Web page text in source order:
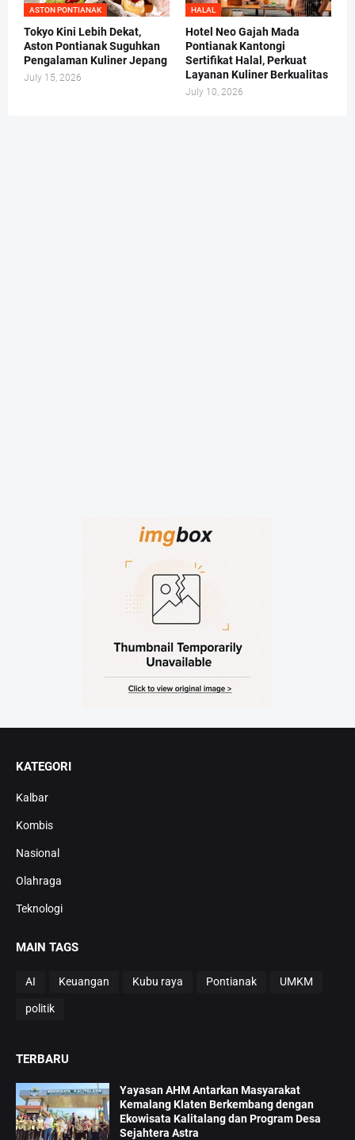
ASTON PONTIANAK
Tokyo Kini Lebih Dekat,
Aston Pontianak Suguhkan
Pengalaman Kuliner Jepang
July 15, 2026
HALAL
Hotel Neo Gajah Mada
Pontianak Kantongi
Sertifikat Halal, Perkuat
Layanan Kuliner Berkualitas
July 10, 2026
KATEGORI
Kalbar
Kombis
Nasional
Olahraga
Teknologi
MAIN TAGS
AI Keuangan Kubu raya Pontianak UMKM
politik
TERBARU
Yayasan AHM Antarkan Masyarakat
Kemalang Klaten Berkembang dengan
Ekowisata Kalitalang dan Program Desa
Sejahtera Astra